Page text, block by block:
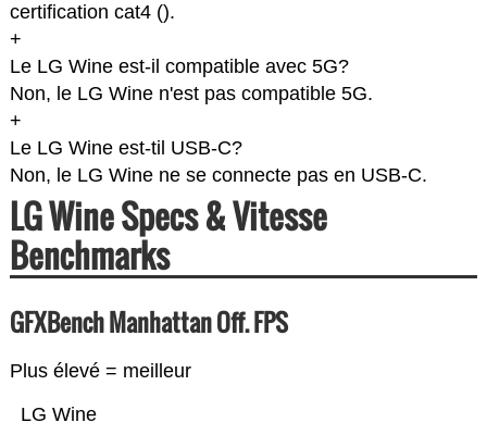
certification cat4 ().
+
Le LG Wine est-il compatible avec 5G?
Non, le LG Wine n'est pas compatible 5G.
+
Le LG Wine est-til USB-C?
Non, le LG Wine ne se connecte pas en USB-C.
LG Wine Specs & Vitesse
Benchmarks
GFXBench Manhattan Off. FPS
Plus élevé = meilleur
LG Wine